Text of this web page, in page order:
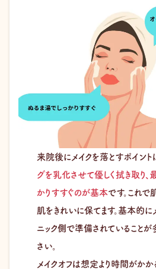
来院後にメイクを落とすポイントは
グを乳化させて優しく拭き取り、
かりすすぐのが基本です。これで
肌をきれいに保てます。基本的に
ニック側で準備されていること
さい。
メイクオフは想定より時間がかか